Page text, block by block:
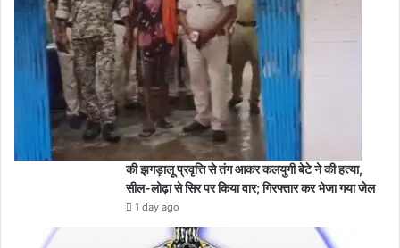
की झगड़ालू प्रवृत्ति से तंग आकर कलयुगी बेटे ने की हत्या,
सील-लोढ़ा से सिर पर किया वार; गिरफ्तार कर भेजा गया जेल
1 day ago